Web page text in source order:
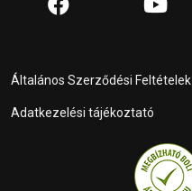
Általános Szerződési Feltételek
Adatkezelési tájékoztató